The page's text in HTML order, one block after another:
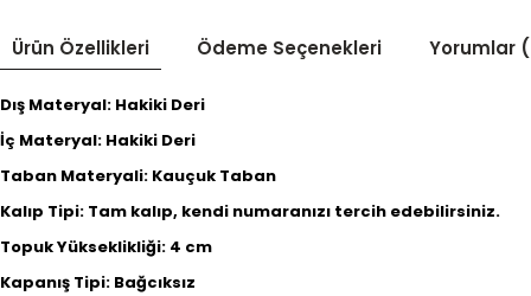
Ürün Özellikleri Ödeme Seçenekleri Yorumlar
Dış Materyal: Hakiki Deri
İç Materyal: Hakiki Deri
Taban Materyali: Kauçuk Taban
Kalıp Tipi: Tam kalıp, kendi numaranızı tercih edebilirsiniz.
Topuk Yükseklikliği: 4 cm
Kapanış Tipi: Bağcıksız